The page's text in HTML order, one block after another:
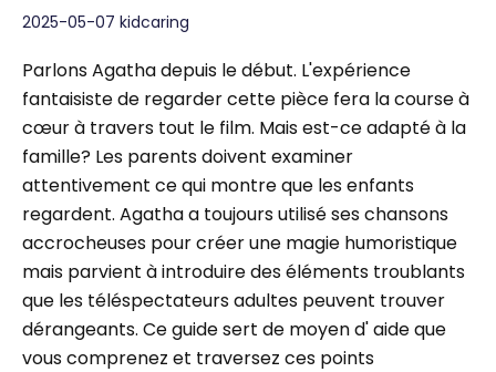
2025-05-07 kidcaring
Parlons Agatha depuis le début. L'expérience
fantaisiste de regarder cette pièce fera la course à
cœur à travers tout le film. Mais est-ce adapté à la
famille? Les parents doivent examiner
attentivement ce qui montre que les enfants
regardent. Agatha a toujours utilisé ses chansons
accrocheuses pour créer une magie humoristique
mais parvient à introduire des éléments troublants
que les téléspectateurs adultes peuvent trouver
dérangeants. Ce guide sert de moyen d' aide que
vous comprenez et traversez ces points